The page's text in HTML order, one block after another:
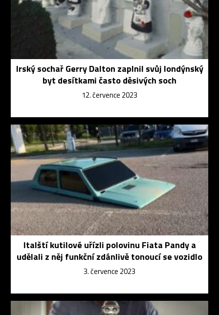
Irský sochař Gerry Dalton zaplnil svůj londýnský
byt desítkami často děsivých soch
12. července 2023
Italští kutilové uřízli polovinu Fiata Pandy a
udělali z něj funkční zdánlivě tonoucí se vozidlo
3. července 2023